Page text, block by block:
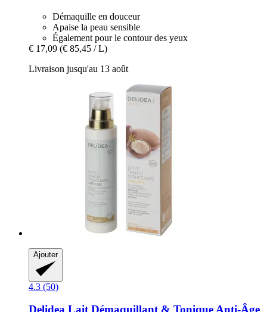
Démaquille en douceur
Apaise la peau sensible
Également pour le contour des yeux
€ 17,09 (€ 85,45 / L)
Livraison jusqu'au 13 août
Ajouter
4.3 (50)